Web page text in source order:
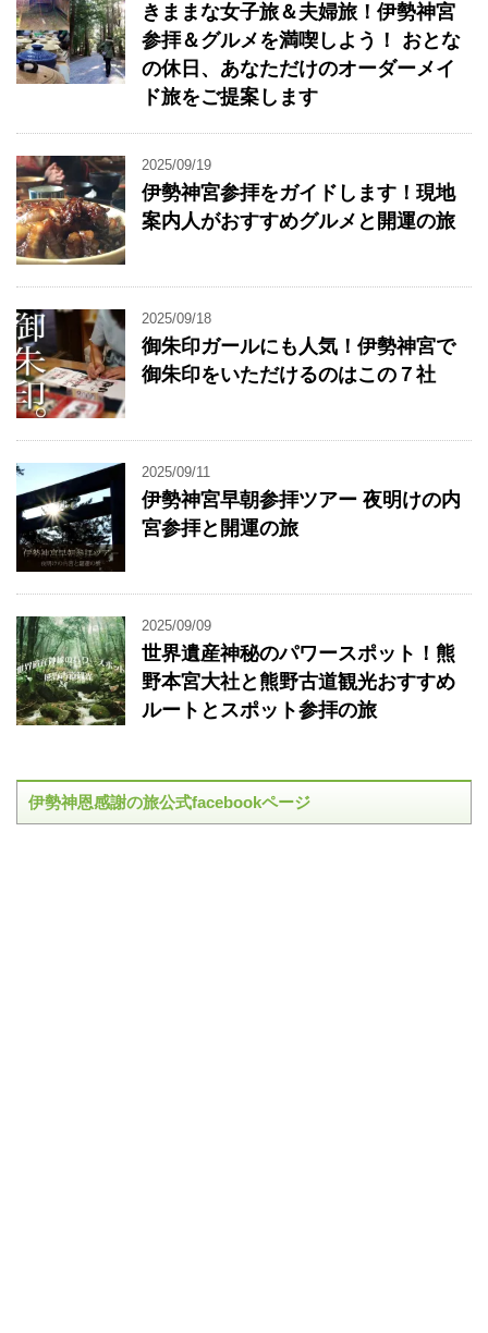
きままな女子旅＆夫婦旅！伊勢神宮
参拝＆グルメを満喫しよう！ おとな
の休日、あなただけのオーダーメイ
ド旅をご提案します
2025/09/19
伊勢神宮参拝をガイドします！現地
案内人がおすすめグルメと開運の旅
2025/09/18
御朱印ガールにも人気！伊勢神宮で
御朱印をいただけるのはこの７社
2025/09/11
伊勢神宮早朝参拝ツアー 夜明けの内
宮参拝と開運の旅
2025/09/09
世界遺産神秘のパワースポット！熊
野本宮大社と熊野古道観光おすすめ
ルートとスポット参拝の旅
伊勢神恩感謝の旅公式facebookページ